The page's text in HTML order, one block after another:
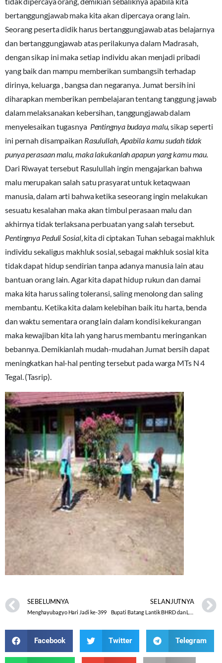
bertanggungjawab maka kita akan dipercaya orang lain.
Seorang peserta didik harus bertanggungjawab atas belajarnya
dan bertanggungjawab atas perilakunya dalam Madrasah,
dengan sikap ini maka setiap individu akan menjadi pribadi
yang baik dan mampu memberikan sumbangsih terhadap
dirinya, keluarga , bangsa dan negaranya. Jumat bersih ini
diharapkan memberikan pembelajaran tentang tanggung jawab
dalam melaksanakan kebersihan, tanggungjawab dalam
menyelesaikan tugasnya Pentingnya budaya malu, sikap seperti
ini pernah disampaikan Rasulullah, Apabila kamu sudah tidak
punya perasaan malu, maka lakukanlah apapun yang kamu mau.
Dari Riwayat tersebut Rasulullah ingin mengajarkan bahwa
malu merupakan salah satu prasyarat untuk ketaqwaan
manusia, dalam arti bahwa ketika seseorang ingin melakukan
sesuatu kesalahan maka akan timbul perasaan malu dan
akhirnya tidak terlaksana perbuatan yang salah tersebut.
Pentingnya Peduli Sosial, kita di ciptakan Tuhan sebagai makhluk
individu sekaligus makhluk sosial, sebagai makhluk sosial kita
tidak dapat hidup sendirian tanpa adanya manusia lain atau
bantuan orang lain. Agar kita dapat hidup rukun dan damai
maka kita harus saling toleransi, saling menolong dan saling
membantu. Ketika kita dalam kelebihan baik itu harta, benda
dan waktu sementara orang lain dalam kondisi kekurangan
maka kewajiban kita lah yang harus membantu meringankan
bebannya. Demikianlah mudah-mudahan Jumat bersih dapat
meningkatkan hal-hal penting tersebut pada warga MTs N 4
Tegal. (Tasrip).
SEBELUMNYA
Menghayubagyo Hari Jadi ke-399
SELANJUTNYA
Facebook Twitter Telegram